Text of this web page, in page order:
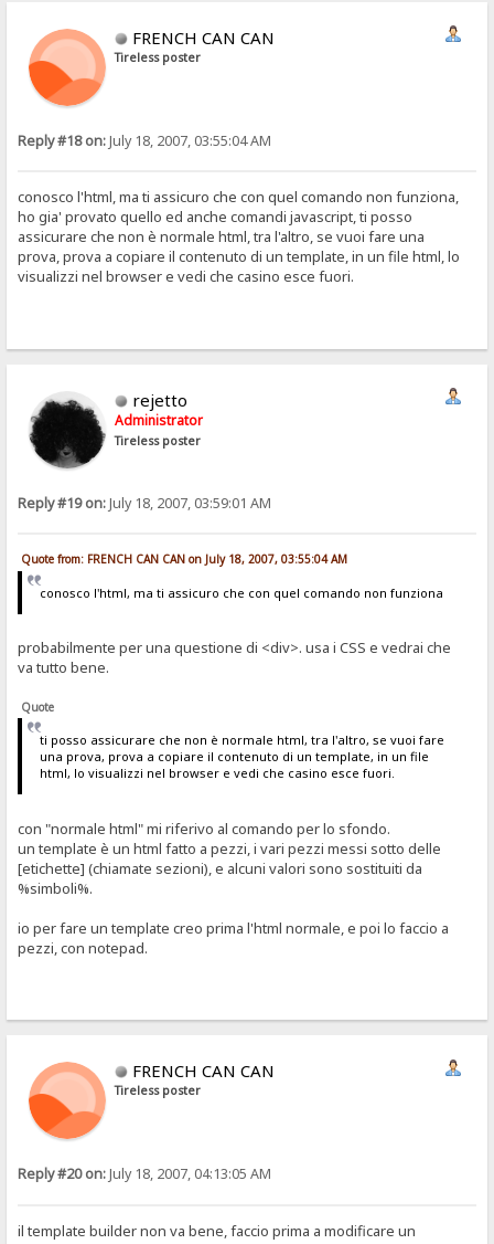
FRENCH CAN CAN
Tireless poster
Reply #18 on:July 18, 2007, 03:55:04 AM
conosco l'html, ma ti assicuro che con quel comando non funziona,
ho gia' provato quello ed anche comandi javascript, ti posso
assicurare che non è normale html, tra l'altro, se vuoi fare una
prova, prova a copiare il contenuto di un template, in un file html, lo
visualizzi nel browser e vedi che casino esce fuori.
rejetto
Administrator
Tireless poster
Reply #19 on:July 18, 2007, 03:59:01 AM
Quote from: FRENCH CAN CAN on July 18, 2007, 03:55:04 AM
conosco l'html, ma ti assicuro che con quel comando non funziona
probabilmente per una questione di <div>. usa i CSS e vedrai che
va tutto bene.
Quote
ti posso assicurare che non è normale html, tra l'altro, se vuoi fare
una prova, prova a copiare il contenuto di un template, in un file
html, lo visualizzi nel browser e vedi che casino esce fuori.
con "normale html" mi riferivo al comando per lo sfondo.
un template è un html fatto a pezzi, i vari pezzi messi sotto delle
[etichette] (chiamate sezioni), e alcuni valori sono sostituiti da
%simboli%.
io per fare un template creo prima l'html normale, e poi lo faccio a
pezzi, con notepad.
FRENCH CAN CAN
Tireless poster
Reply #20 on:July 18, 2007, 04:13:05 AM
il template builder non va bene, faccio prima a modificare un